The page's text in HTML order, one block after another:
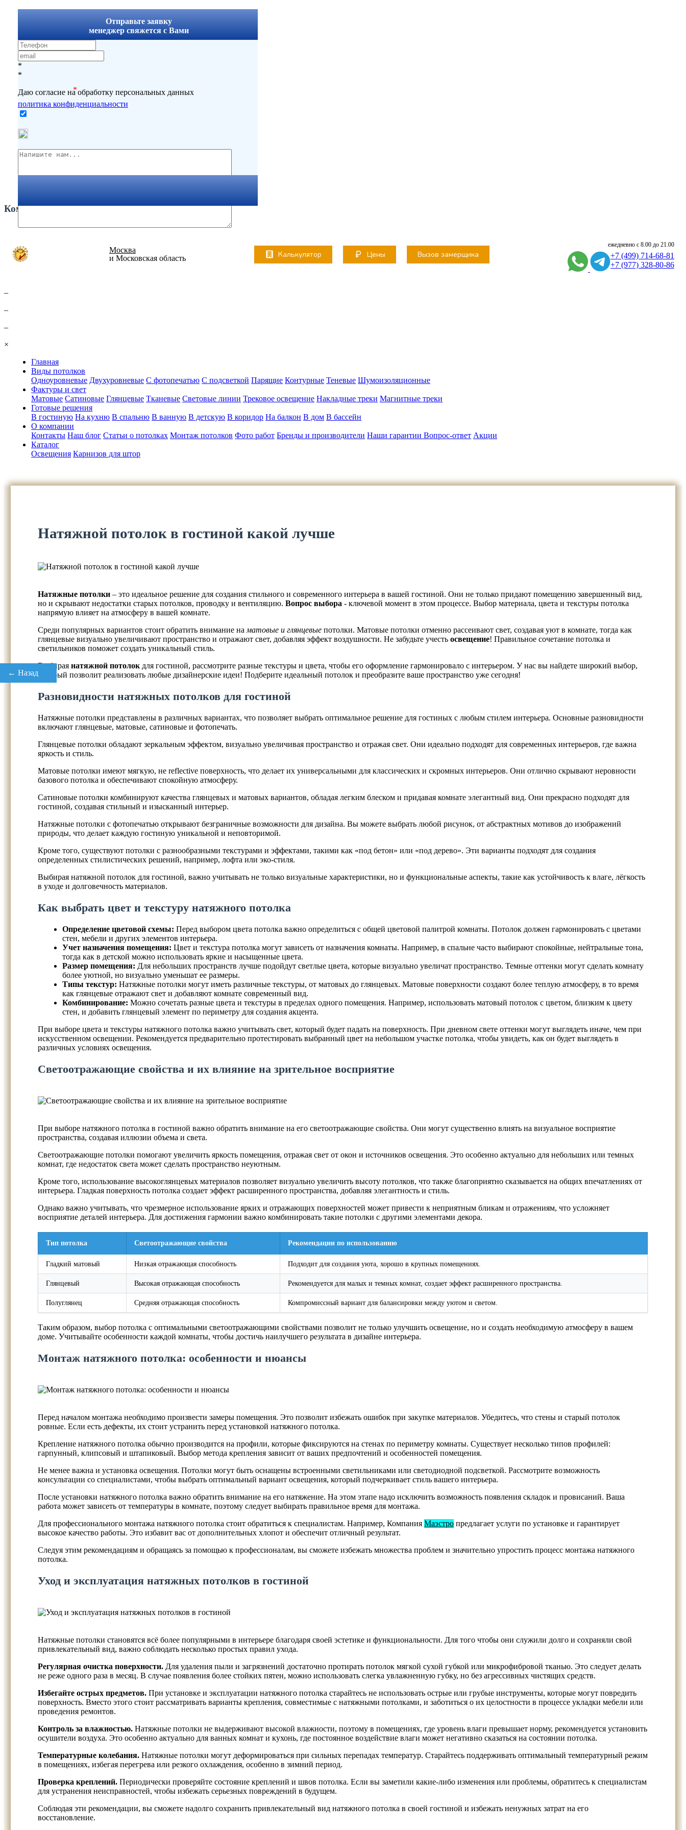
Отправьте заявку
менеджер свяжется с Вами
*
*
*
Даю согласие на обработку персональных данных
политика конфиденциальности
Комментарии
Москва
и Московская область
Калькулятор Цены Вызов замерщика
ежедневно с 8.00 до 21.00
+7 (499) 714-68-81
+7 (977) 328-80-86
–
–
–
×
Главная
Виды потолков
Одноуровневые Двухуровневые С фотопечатью С подсветкой Парящие Контурные Теневые Шумоизоляционные
Фактуры и свет
Матовые Сатиновые Глянцевые Тканевые Световые линии Трековое освещение Накладные треки Магнитные треки
Готовые решения
В гостиную На кухню В спальню В ванную В детскую В коридор На балкон В дом В бассейн
О компании
Контакты Наш блог Статьи о потолках Монтаж потолков Фото работ Бренды и производители Наши гарантииВопрос-ответ Акции
Каталог
Освещения Карнизов для штор
Натяжной потолок в гостиной какой лучше
Натяжные потолки – это идеальное решение для создания стильного и современного интерьера в вашей гостиной. Они не только придают помещению завершенный вид,
но и скрывают недостатки старых потолков, проводку и вентиляцию.Вопрос выбора - ключевой момент в этом процессе. Выбор материала, цвета и текстуры потолка
напрямую влияет на атмосферу в вашей комнате.
Среди популярных вариантов стоит обратить внимание на матовые и глянцевые потолки. Матовые потолки отменно рассеивают свет, создавая уют в комнате, тогда как
глянцевые визуально увеличивают пространство и отражают свет, добавляя эффект воздушности. Не забудьте учестьосвещение! Правильное сочетание потолка и
светильников поможет создать уникальный стиль.
Выбираянатяжной потолок для гостиной, рассмотрите разные текстуры и цвета, чтобы его оформление гармонировало с интерьером. У нас вы найдете широкий выбор,
который позволит реализовать любые дизайнерские идеи! Подберите идеальный потолок и преобразите ваше пространство уже сегодня!
Разновидности натяжных потолков для гостиной
Натяжные потолки представлены в различных вариантах, что позволяет выбрать оптимальное решение для гостиных с любым стилем интерьера. Основные разновидности
включают глянцевые, матовые, сатиновые и фотопечать.
Глянцевые потолки обладают зеркальным эффектом, визуально увеличивая пространство и отражая свет. Они идеально подходят для современных интерьеров, где важна
яркость и стиль.
Матовые потолки имеют мягкую, не reflective поверхность, что делает их универсальными для классических и скромных интерьеров. Они отлично скрывают неровности
базового потолка и обеспечивают спокойную атмосферу.
Сатиновые потолки комбинируют качества глянцевых и матовых вариантов, обладая легким блеском и придавая комнате элегантный вид. Они прекрасно подходят для
гостиной, создавая стильный и изысканный интерьер.
Натяжные потолки с фотопечатью открывают безграничные возможности для дизайна. Вы можете выбрать любой рисунок, от абстрактных мотивов до изображений
природы, что делает каждую гостиную уникальной и неповторимой.
Кроме того, существуют потолки с разнообразными текстурами и эффектами, такими как «под бетон» или «под дерево». Эти варианты подходят для создания
определенных стилистических решений, например, лофта или эко-стиля.
Выбирая натяжной потолок для гостиной, важно учитывать не только визуальные характеристики, но и функциональные аспекты, такие как устойчивость к влаге, лёгкость
в уходе и долговечность материалов.
Как выбрать цвет и текстуру натяжного потолка
Определение цветовой схемы: Перед выбором цвета потолка важно определиться с общей цветовой палитрой комнаты. Потолок должен гармонировать с цветами
стен, мебели и других элементов интерьера.
Учет назначения помещения: Цвет и текстура потолка могут зависеть от назначения комнаты. Например, в спальне часто выбирают спокойные, нейтральные тона,
тогда как в детской можно использовать яркие и насыщенные цвета.
Размер помещения: Для небольших пространств лучше подойдут светлые цвета, которые визуально увеличат пространство. Темные оттенки могут сделать комнату
более уютной, но визуально уменьшат ее размеры.
Типы текстур: Натяжные потолки могут иметь различные текстуры, от матовых до глянцевых. Матовые поверхности создают более теплую атмосферу, в то время
как глянцевые отражают свет и добавляют комнате современный вид.
Комбинирование: Можно сочетать разные цвета и текстуры в пределах одного помещения. Например, использовать матовый потолок с цветом, близким к цвету
стен, и добавить глянцевый элемент по периметру для создания акцента.
При выборе цвета и текстуры натяжного потолка важно учитывать свет, который будет падать на поверхность. При дневном свете оттенки могут выглядеть иначе, чем при
искусственном освещении. Рекомендуется предварительно протестировать выбранный цвет на небольшом участке потолка, чтобы увидеть, как он будет выглядеть в
различных условиях освещения.
Светоотражающие свойства и их влияние на зрительное восприятие
При выборе натяжного потолка в гостиной важно обратить внимание на его светоотражающие свойства. Они могут существенно влиять на визуальное восприятие
пространства, создавая иллюзии объема и света.
Светоотражающие потолки помогают увеличить яркость помещения, отражая свет от окон и источников освещения. Это особенно актуально для небольших или темных
комнат, где недостаток света может сделать пространство неуютным.
Кроме того, использование высокоглянцевых материалов позволяет визуально увеличить высоту потолков, что также благоприятно сказывается на общих впечатлениях от
интерьера. Гладкая поверхность потолка создает эффект расширенного пространства, добавляя элегантность и стиль.
Однако важно учитывать, что чрезмерное использование ярких и отражающих поверхностей может привести к неприятным бликам и отражениям, что усложняет
восприятие деталей интерьера. Для достижения гармонии важно комбинировать такие потолки с другими элементами декора.
Тип потолка Светоотражающие свойства Рекомендации по использованию
Гладкий матовый Низкая отражающая способность Подходит для создания уюта, хорошо в крупных помещениях.
Глянцевый Высокая отражающая способность Рекомендуется для малых и темных комнат, создает эффект расширенного пространства.
Полуглянец Средняя отражающая способность Компромиссный вариант для балансировки между уютом и светом.
Таким образом, выбор потолка с оптимальными светоотражающими свойствами позволит не только улучшить освещение, но и создать необходимую атмосферу в вашем
доме. Учитывайте особенности каждой комнаты, чтобы достичь наилучшего результата в дизайне интерьера.
Монтаж натяжного потолка: особенности и нюансы
Перед началом монтажа необходимо произвести замеры помещения. Это позволит избежать ошибок при закупке материалов. Убедитесь, что стены и старый потолок
ровные. Если есть дефекты, их стоит устранить перед установкой натяжного потолка.
Крепление натяжного потолка обычно производится на профили, которые фиксируются на стенах по периметру комнаты. Существует несколько типов профилей:
гарпунный, клипсовый и штапиковый. Выбор метода крепления зависит от ваших предпочтений и особенностей помещения.
Не менее важна и установка освещения. Потолки могут быть оснащены встроенными светильниками или светодиодной подсветкой. Рассмотрите возможность
консультации со специалистами, чтобы выбрать оптимальный вариант освещения, который подчеркивает стиль вашего интерьера.
После установки натяжного потолка важно обратить внимание на его натяжение. На этом этапе надо исключить возможность появления складок и провисаний. Ваша
работа может зависеть от температуры в комнате, поэтому следует выбирать правильное время для монтажа.
Для профессионального монтажа натяжного потолка стоит обратиться к специалистам. Например, КомпанияМаэстро предлагает услуги по установке и гарантирует
высокое качество работы. Это избавит вас от дополнительных хлопот и обеспечит отличный результат.
Следуя этим рекомендациям и обращаясь за помощью к профессионалам, вы сможете избежать множества проблем и значительно упростить процесс монтажа натяжного
потолка.
Уход и эксплуатация натяжных потолков в гостиной
Натяжные потолки становятся всё более популярными в интерьере благодаря своей эстетике и функциональности. Для того чтобы они служили долго и сохраняли свой
привлекательный вид, важно соблюдать несколько простых правил ухода.
Регулярная очистка поверхности. Для удаления пыли и загрязнений достаточно протирать потолок мягкой сухой губкой или микрофибровой тканью. Это следует делать
не реже одного раза в месяц. В случае появления более стойких пятен, можно использовать слегка увлажненную губку, но без агрессивных чистящих средств.
Избегайте острых предметов. При установке и эксплуатации натяжного потолка старайтесь не использовать острые или грубые инструменты, которые могут повредить
поверхность. Вместо этого стоит рассматривать варианты крепления, совместимые с натяжными потолками, и заботиться о их целостности в процессе укладки мебели или
проведения ремонтов.
Контроль за влажностью. Натяжные потолки не выдерживают высокой влажности, поэтому в помещениях, где уровень влаги превышает норму, рекомендуется установить
осушители воздуха. Это особенно актуально для ванных комнат и кухонь, где постоянное воздействие влаги может негативно сказаться на состоянии потолка.
Температурные колебания. Натяжные потолки могут деформироваться при сильных перепадах температур. Старайтесь поддерживать оптимальный температурный режим
в помещениях, избегая перегрева или резкого охлаждения, особенно в зимний период.
Проверка креплений. Периодически проверяйте состояние креплений и швов потолка. Если вы заметили какие-либо изменения или проблемы, обратитесь к специалистам
для устранения неисправностей, чтобы избежать серьезных повреждений в будущем.
Соблюдая эти рекомендации, вы сможете надолго сохранить привлекательный вид натяжного потолка в своей гостиной и избежать ненужных затрат на его
восстановление.
← Назад